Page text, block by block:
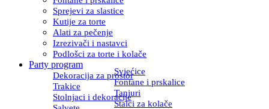
Sprejevi za slastice
Kutije za torte
Alati za pečenje
Izrezivači i nastavci
Podlošci za torte i kolače
Party program
Dekoracija za prostor
Svjećice
Trakice
Fontane i prskalice
Stolnjaci i dekoracije
Tanjuri
Stalci za kolače